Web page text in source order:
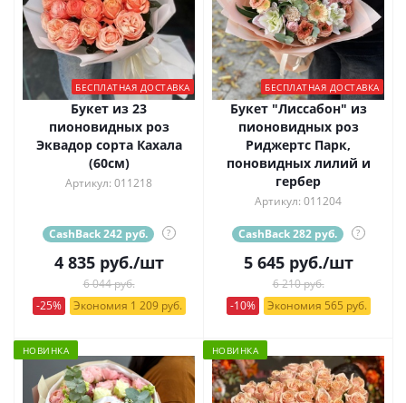
БЕСПЛАТНАЯ ДОСТАВКА
Букет из 23
пионовидных роз
Эквадор сорта Кахала
(60см)
Артикул: 011218
CashBack 242 руб. ?
4 835руб./шт
6 044 руб.
-25%
Экономия 1 209 руб.
БЕСПЛАТНАЯ ДОСТАВКА
Букет "Лиссабон" из
пионовидных роз
Риджертс Парк,
поновидных лилий и
гербер
Артикул: 011204
CashBack 282 руб. ?
5 645руб./шт
6 210 руб.
-10%
Экономия 565 руб.
НОВИНКА НОВИНКА